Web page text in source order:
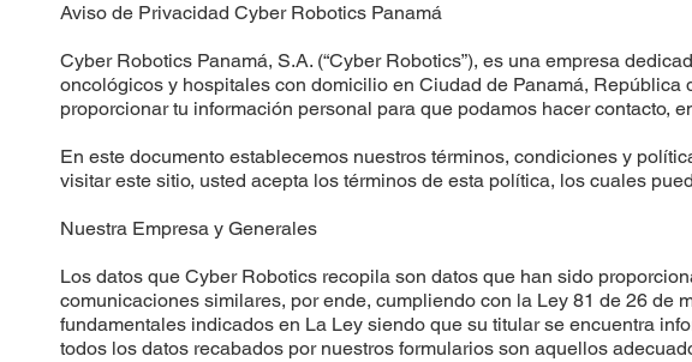
Aviso de Privacidad Cyber Robotics Panamá
Cyber Robotics Panamá, S.A. (“Cyber Robotics”), es una empresa
oncológicos y hospitales con domicilio en Ciudad de Panamá,
proporcionar tu información personal para que podamos hacer contacto,
En este documento establecemos nuestros términos, condiciones y
visitar este sitio, usted acepta los términos de esta política, los cuales
Nuestra Empresa y Generales
Los datos que Cyber Robotics recopila son datos que han sido
comunicaciones similares, por ende, cumpliendo con la Ley 81 de 26 de
fundamentales indicados en La Ley siendo que su titular se encuentra
todos los datos recabados por nuestros formularios son aquellos